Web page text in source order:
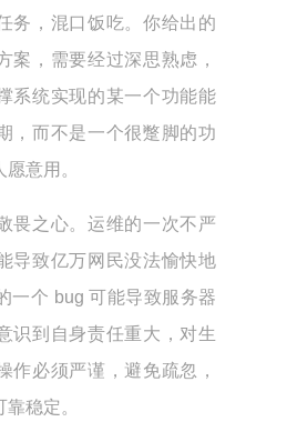
务，混口饭吃。你给出的
案，需要经过深思熟虑，
系统实现的某一个功能能
，而不是一个很蹩脚的功
意用。
畏之心。运维的一次不严
导致亿万网民没法愉快地
一个 bug 可能导致服务器
识到自身责任重大，对生
作必须严谨，避免疏忽，
稳定。